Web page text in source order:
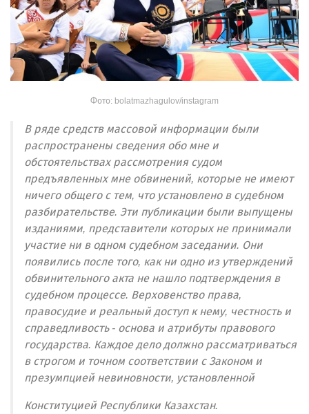
Фото: bolatmazhagulov/instagram
В ряде средств массовой информации были
распространены сведения обо мне и
обстоятельствах рассмотрения судом
предъявленных мне обвинений, которые не имеют
ничего общего с тем, что установлено в судебном
разбирательстве. Эти публикации были выпущены
изданиями, представители которых не принимали
участие ни в одном судебном заседании. Они
появились после того, как ни одно из утверждений
обвинительного акта не нашло подтверждения в
судебном процессе. Верховенство права,
правосудие и реальный доступ к нему, честность и
справедливость - основа и атрибуты правового
государства. Каждое дело должно рассматриваться
в строгом и точном соответствии с Законом и
презумпцией невиновности, установленной
Конституцией Республики Казахстан.